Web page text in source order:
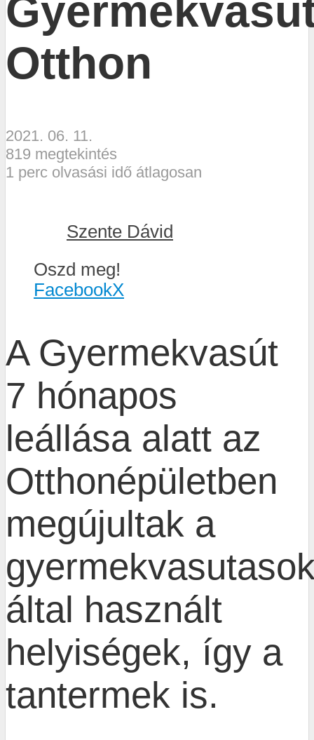
Otthon
2021. 06. 11.
819 megtekintés
1 perc olvasási idő átlagosan
Szente Dávid
Oszd meg!
FacebookX
A Gyermekvasút
7 hónapos
leállása alatt az
Otthonépületben
megújultak a
által használt
helyiségek, így a
tantermek is.